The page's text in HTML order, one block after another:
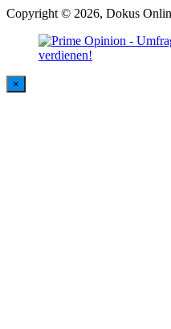
Copyright © 2026, Dokus
×